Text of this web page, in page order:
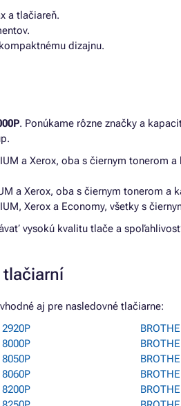
a tlačiareň.
dizajnu.
. Ponúkame rôzne značky a
a Xerox, oba s čiernym tonerom
a Xerox, oba s čiernym tonerom a
Xerox a Economy, všetky s
vysokú kvalitu tlače a
tlačiarní
aj pre nasledovné tlačiarne:
2920P
8000P
8050P
8060P
8200P